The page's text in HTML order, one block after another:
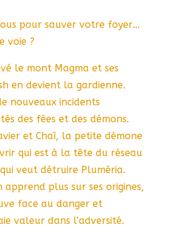
pour sauver votre foyer…
voie ?
le mont Magma et ses
en devient la gardienne.
nouveaux incidents
des fées et des démons.
et Chaï, la petite démone
qui est à la tête du réseau
veut détruire Pluméria.
apprend plus sur ses origines,
face au danger et
valeur dans l’adversité.